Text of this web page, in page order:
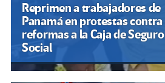
Reprimen a trabajadores de
Panamá en protestas contra
reformas a la Caja de Seguro
Social